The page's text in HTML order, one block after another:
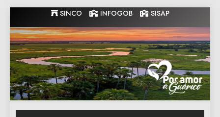
to
content
SINCO INFOGOB SISAP
Gobernacion
de Guarico
Gobernacion de Guarico